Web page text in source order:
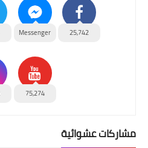
25,742
Messenger
75,274
مشاركات عشوائية